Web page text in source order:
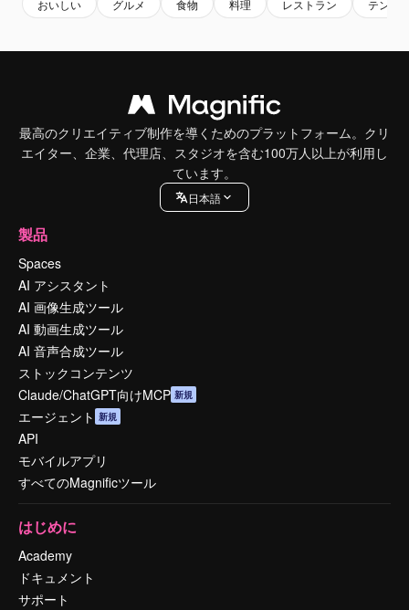
おいしい グルメ 食物 料理 レストラン テンプ
最高のクリエイティブ制作を導くためのプラットフォーム。クリ
エイター、企業、代理店、スタジオを含む100万人以上が利用し
ています。
日本語
製品
Spaces
AI アシスタント
AI 画像生成ツール
AI 動画生成ツール
AI 音声合成ツール
ストックコンテンツ
Claude/ChatGPT向けMCP 新規
エージェント 新規
API
モバイルアプリ
すべてのMagnificツール
はじめに
Academy
ドキュメント
サポート